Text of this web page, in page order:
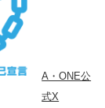
して TLS
ト認証
ルを作成しA・ONE公
式X